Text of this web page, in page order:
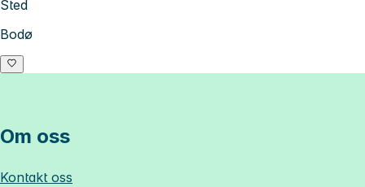
Sted
Bodø
Om oss
Kontakt oss